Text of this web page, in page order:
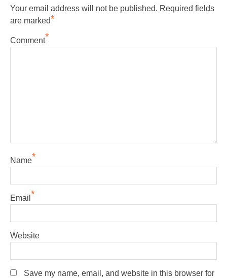
Your email address will not be published. Required fields
are marked*
Comment*
Name*
Email *
Website
Save my name, email, and website in this browser for